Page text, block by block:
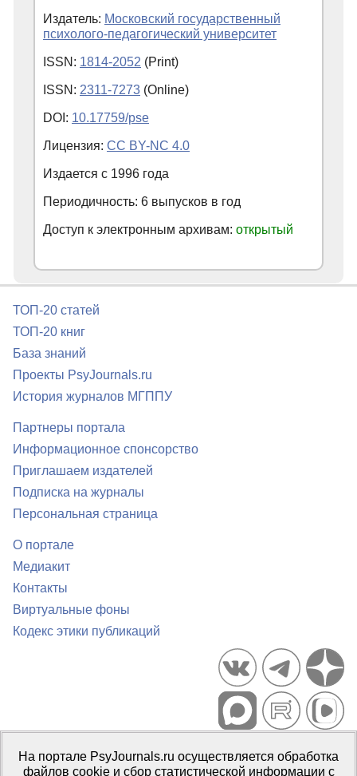
Издатель: Московский государственный
психолого-педагогический университет
ISSN: 1814-2052 (Print)
ISSN: 2311-7273 (Online)
DOI: 10.17759/pse
Лицензия: CC BY-NC 4.0
Издается с 1996 года
Периодичность: 6 выпусков в год
Доступ к электронным архивам: открытый
ТОП-20 статей
ТОП-20 книг
База знаний
Проекты PsyJournals.ru
История журналов МГППУ
Партнеры портала
Информационное спонсорство
Приглашаем издателей
Подписка на журналы
Персональная страница
О портале
Медиакит
Контакты
Виртуальные фоны
Кодекс этики публикаций
Портал психологических изданий PsyJournals.ru, 2007–2026
Правила использования материалов
На портале PsyJournals.ru осуществляется обработка
файлов cookie и сбор статистической информации с